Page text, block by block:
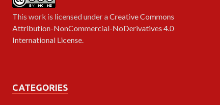
This work is licensed under aCreative Commons
Attribution-NonCommercial-NoDerivatives 4.0
International License
CATEGORIES